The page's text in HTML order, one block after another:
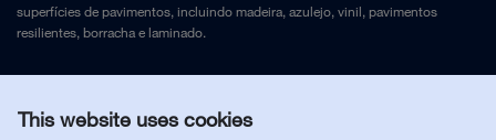
This website uses cookies
superfícies de pavimentos, incluindo madeira, azulejo, vinil, pavimentos
resilientes, borracha e laminado.